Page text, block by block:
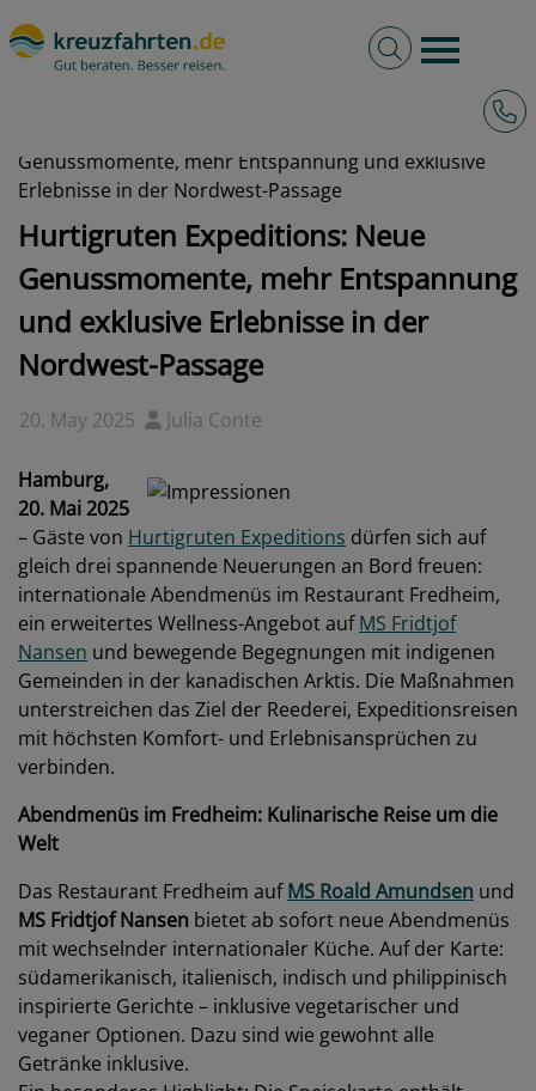
Burger
Volltextsuche
Genussmomente, mehr Entspannung und exklusive
Erlebnisse in der Nordwest-Passage
Hurtigruten Expeditions: Neue
Genussmomente, mehr Entspannung
und exklusive Erlebnisse in der
Nordwest-Passage
20. May 2025 Julia Conte
Hamburg,
20. Mai 2025
– Gäste von Hurtigruten Expeditions dürfen sich auf
gleich drei spannende Neuerungen an Bord freuen:
internationale Abendmenüs im Restaurant Fredheim,
ein erweitertes Wellness-Angebot aufMS Fridtjof
Nansen und bewegende Begegnungen mit indigenen
Gemeinden in der kanadischen Arktis. Die Maßnahmen
unterstreichen das Ziel der Reederei, Expeditionsreisen
mit höchsten Komfort- und Erlebnisansprüchen zu
verbinden.
Abendmenüs im Fredheim: Kulinarische Reise um die
Welt
Das Restaurant Fredheim aufMS Roald Amundsen und
MS Fridtjof Nansen bietet ab sofort neue Abendmenüs
mit wechselnder internationaler Küche. Auf der Karte:
südamerikanisch, italienisch, indisch und philippinisch
inspirierte Gerichte – inklusive vegetarischer und
veganer Optionen. Dazu sind wie gewohnt alle
Getränke inklusive.